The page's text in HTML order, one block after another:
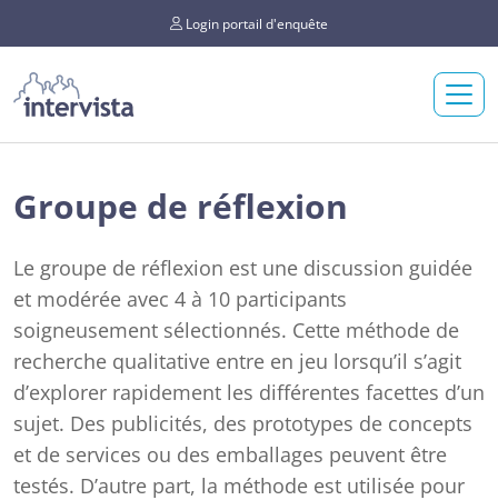
Login portail d'enquête
Groupe de réflexion
Le groupe de réflexion est une discussion guidée
et modérée avec 4 à 10 participants
soigneusement sélectionnés. Cette méthode de
recherche qualitative entre en jeu lorsqu’il s’agit
d’explorer rapidement les différentes facettes d’un
sujet. Des publicités, des prototypes de concepts
et de services ou des emballages peuvent être
testés. D’autre part, la méthode est utilisée pour